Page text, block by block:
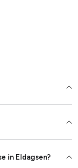
in Eldagsen?